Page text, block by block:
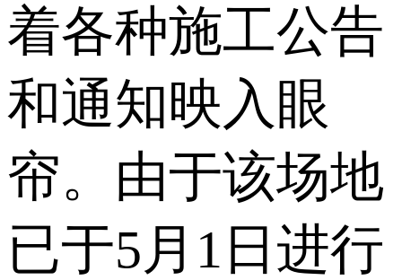
着各种施工公告
和通知映入眼
帘。由于该场地
已于5月1日进行